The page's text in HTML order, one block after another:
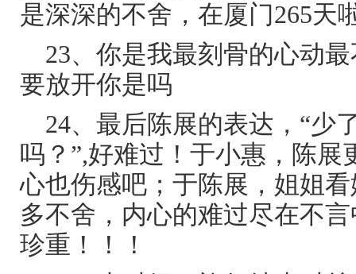
是深深的不舍，在厦门265天
23、你是我最刻骨的心动
要放开你是吗
24、最后陈展的表达，“少
吗？”,好难过！于小惠，陈
心也伤感吧；于陈展，姐姐
多不舍，内心的难过尽在不
珍重！！！